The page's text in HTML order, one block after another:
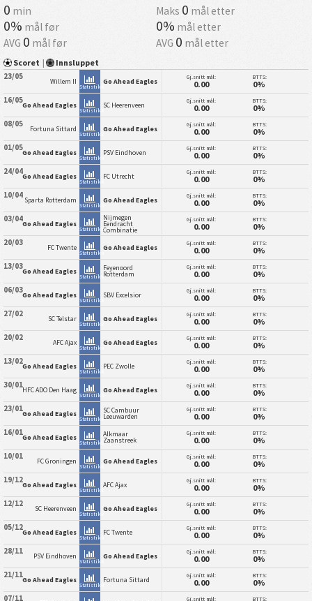
0 min Maks 0 mål etter
0% mål før 0% mål etter
AVG 0 mål før AVG 0 mål etter
Scoret | Innsluppet
23/05 Willem II
Statistikk
Go Ahead Eagles Gj.snitt mål:
0.00
BTTS:
0%
16/05Go Ahead Eagles
Statistikk
SC Heerenveen Gj.snitt mål:
0.00
BTTS:
0%
08/05 Fortuna Sittard
Statistikk
Go Ahead Eagles Gj.snitt mål:
0.00
BTTS:
0%
01/05Go Ahead Eagles
Statistikk
PSV Eindhoven Gj.snitt mål:
0.00
BTTS:
0%
24/04Go Ahead Eagles
Statistikk
FC Utrecht Gj.snitt mål:
0.00
BTTS:
0%
10/04 Sparta Rotterdam
Statistikk
Go Ahead Eagles Gj.snitt mål:
0.00
BTTS:
0%
03/04Go Ahead Eagles
Statistikk
Nijmegen
Eendracht
Combinatie
Gj.snitt mål:
0.00
BTTS:
0%
20/03 FC Twente
Statistikk
Go Ahead Eagles Gj.snitt mål:
0.00
BTTS:
0%
13/03Go Ahead Eagles
Statistikk
Feyenoord
Rotterdam
Gj.snitt mål:
0.00
BTTS:
0%
06/03Go Ahead Eagles
Statistikk
SBV Excelsior Gj.snitt mål:
0.00
BTTS:
0%
27/02 SC Telstar
Statistikk
Go Ahead Eagles Gj.snitt mål:
0.00
BTTS:
0%
20/02 AFC Ajax
Statistikk
Go Ahead Eagles Gj.snitt mål:
0.00
BTTS:
0%
13/02Go Ahead Eagles
Statistikk
PEC Zwolle Gj.snitt mål:
0.00
BTTS:
0%
30/01HFC ADO Den Haag
Statistikk
Go Ahead Eagles Gj.snitt mål:
0.00
BTTS:
0%
23/01Go Ahead Eagles
Statistikk
SC Cambuur
Leeuwarden
Gj.snitt mål:
0.00
BTTS:
0%
16/01Go Ahead Eagles
Statistikk
Alkmaar
Zaanstreek
Gj.snitt mål:
0.00
BTTS:
0%
10/01 FC Groningen
Statistikk
Go Ahead Eagles Gj.snitt mål:
0.00
BTTS:
0%
19/12Go Ahead Eagles
Statistikk
AFC Ajax Gj.snitt mål:
0.00
BTTS:
0%
12/12 SC Heerenveen
Statistikk
Go Ahead Eagles Gj.snitt mål:
0.00
BTTS:
0%
05/12Go Ahead Eagles
Statistikk
FC Twente Gj.snitt mål:
0.00
BTTS:
0%
28/11 PSV Eindhoven
Statistikk
Go Ahead Eagles Gj.snitt mål:
0.00
BTTS:
0%
21/11Go Ahead Eagles
Statistikk
Fortuna Sittard Gj.snitt mål:
0.00
BTTS:
0%
07/11 Gj.snitt mål: BTTS: